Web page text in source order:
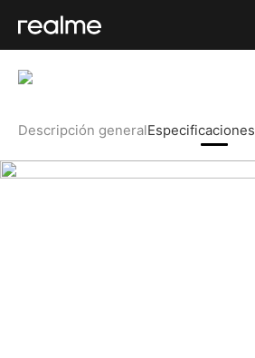
Descripción generalEspecificaciones